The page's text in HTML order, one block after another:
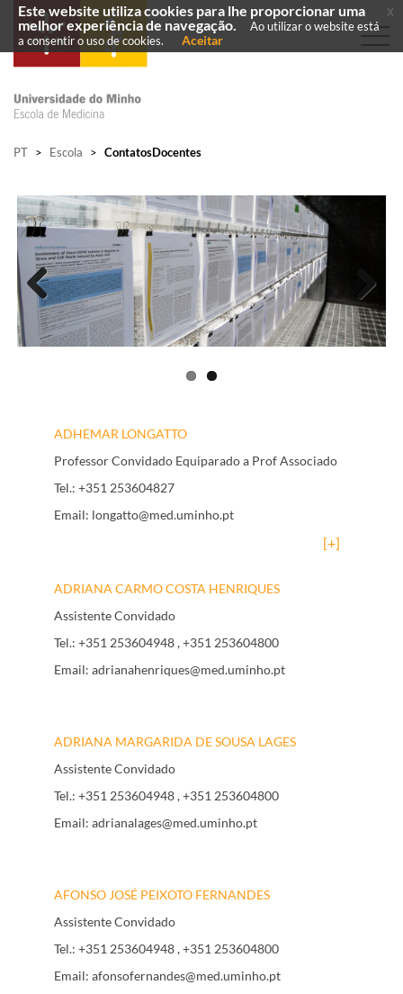
PT > Escola > ContatosDocentes
Previous Next
ADHEMAR LONGATTO
Professor Convidado Equiparado a Prof Associado
Tel.: +351 253604827
Email: longatto@med.uminho.pt
[+]
ADRIANA CARMO COSTA HENRIQUES
Assistente Convidado
Tel.: +351 253604948, +351 253604800
Email: adrianahenriques@med.uminho.pt
ADRIANA MARGARIDA DE SOUSA LAGES
Assistente Convidado
Tel.: +351 253604948, +351 253604800
Email: adrianalages@med.uminho.pt
AFONSO JOSÉ PEIXOTO FERNANDES
Assistente Convidado
Tel.: +351 253604948, +351 253604800
Email: afonsofernandes@med.uminho.pt
Este website utiliza cookies para lhe proporcionar uma
melhor experiência de navegação.
Ao utilizar o website está
a consentir o uso de cookies.
Aceitar
x